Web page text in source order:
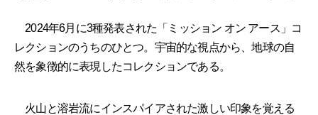
2024年6月に3種発表された「ミッション オン アース」コ
レクションのうちのひとつ。宇宙的な視点から、地球の自
然を象徴的に表現したコレクションである。
火山と溶岩流にインスパイアされた激しい印象を覚える